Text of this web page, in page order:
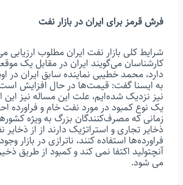
فرش قرمز برای ایران در بازار نفت
شرایط کلی بازار نفت ایران مطلوب ارزیابی
کارشناسان می‌گویند ایران در مقابل یک
دارد، محمد خطیبی نماینده سابق ایران در
نیز نزدیک شده‌ایم، علت این مساله نیز این
یک نوع کمبود در مورد نفت خام و فراورده
زمانی که مصرف‌کنندگان بزرگ به ویژه
ذخایر تجاری و استراتژیک دارند از از
فراورده‌ها استفاده کنند، ناترازی در بازار
آنچتولید اکتفا نمی کند و کمبود از طریق
می شود.